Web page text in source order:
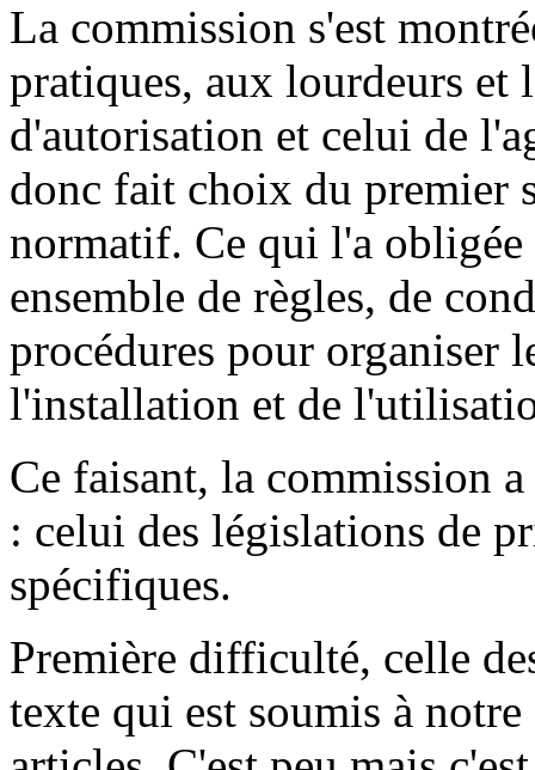
La commission s'est
pratiques, aux lourdeurs et
d'autorisation et celui de
donc fait choix du premier
normatif. Ce qui l'a
ensemble de règles, de
procédures pour organiser
l'installation et de
Ce faisant, la commission
: celui des législations de
spécifiques.
Première difficulté, celle
texte qui est soumis à